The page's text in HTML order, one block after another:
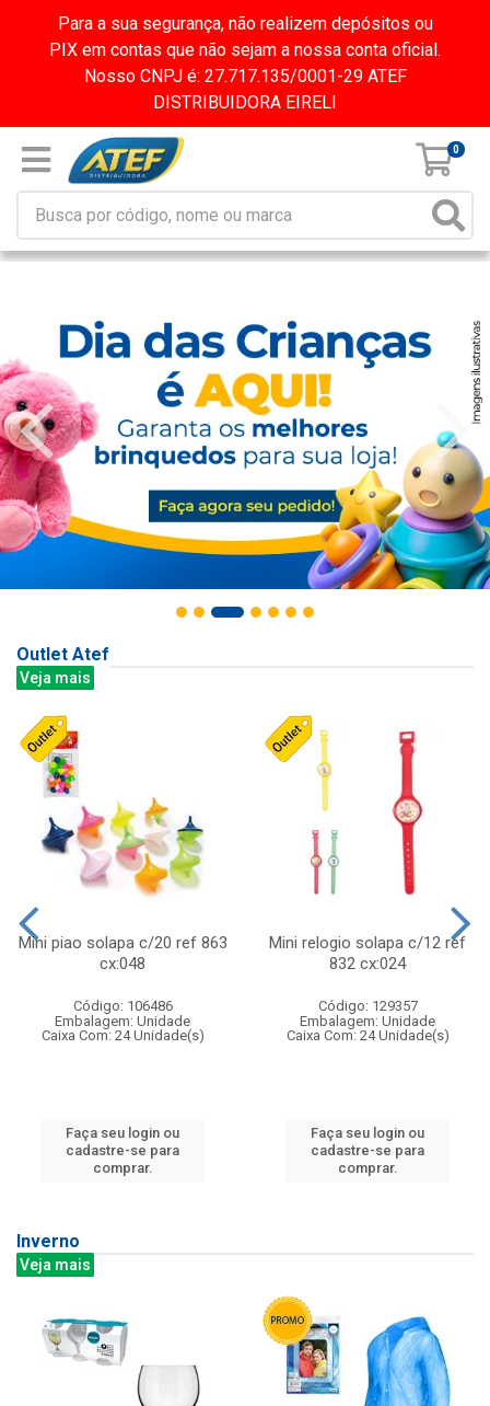
Para a sua segurança, não realizem depósitos ou
PIX em contas que não sejam a nossa conta oficial.
Nosso CNPJ é: 27.717.135/0001-29 ATEF
DISTRIBUIDORA EIRELI
0
Outlet Atef
Veja mais
Mini piao solapa c/20 ref 863
cx:048
Código: 106486
Embalagem: Unidade
Caixa Com: 24 Unidade(s)
Faça seu login ou
cadastre-se para
comprar.
Mini relogio solapa c/12 ref
832 cx:024
Código: 129357
Embalagem: Unidade
Caixa Com: 24 Unidade(s)
Faça seu login ou
cadastre-se para
comprar.
Inverno
Veja mais